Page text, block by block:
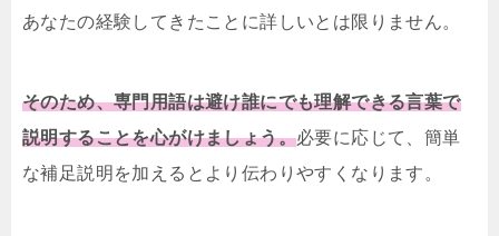
あなたの経験してきたことに詳しいとは限りません。
そのため、専門用語は避け誰にでも理解できる言葉で
説明することを心がけましょう。必要に応じて、簡単
な補足説明を加えるとより伝わりやすくなります。